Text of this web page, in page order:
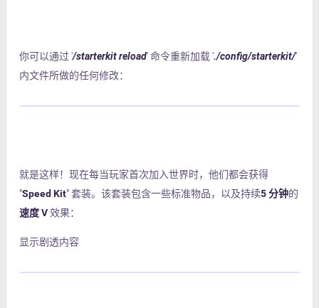
你可以通过 '/starterkit reload' 命令重新加载 './config/starterkit/'
内文件所做的任何修改：
就是这样！现在每当玩家首次加入世界时，他们都会获得
"Speed Kit" 套装。该套装包含一些标准物品，以及持续5 分钟的
速度 V效果：
显示剧透内容